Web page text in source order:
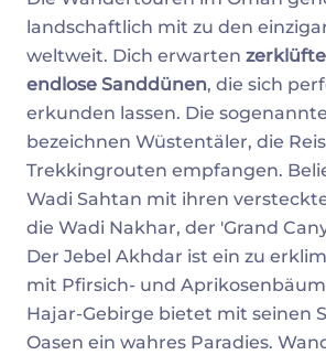
landschaftlich mit zu den
weltweit. Dich erwarten
endlose Sanddünen, die sich
erkunden lassen. Die
bezeichnen Wüstentäler, die
Trekkingrouten empfangen.
Wadi Sahtan mit ihren
die Wadi Nakhar, der 'Grand
Der Jebel Akhdar ist ein zu
mit Pfirsich- und
Hajar-Gebirge bietet mit seinen
Oasen ein wahres Paradies.